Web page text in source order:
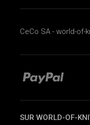
CeCo SA - world-of-
SUR WORLD-OF-